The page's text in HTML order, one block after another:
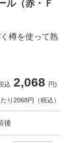
ル（赤・Ｆ
樽を使って熟
込 2,068 円)
り2068円（税込）
後